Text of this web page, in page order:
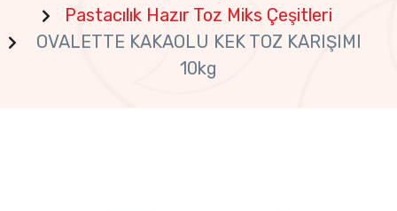
Pastacılık Hazır Toz Miks Çeşitleri
OVALETTE KAKAOLU KEK TOZ KARIŞIMI
10kg